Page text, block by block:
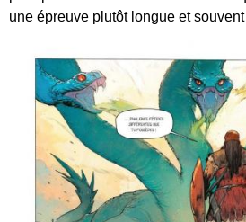
une épreuve plutôt longue et